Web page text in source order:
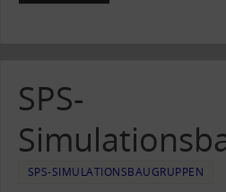
SPS-
SPS-SIMULATIONSBAUGRUPPEN